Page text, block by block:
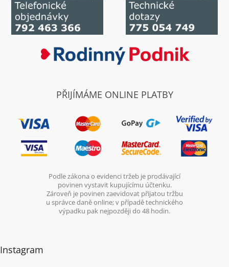
PŘIJÍMÁME ONLINE PLATBY
Podle zákona o evidenci tržeb je prodávající
povinen vystavit kupujícímu účtenku.
Zároveň je povinen zaevidovat přijatou tržbu
u správce daně online; v případě technického
výpadku pak nejpozději do 48 hodin.
Instagram